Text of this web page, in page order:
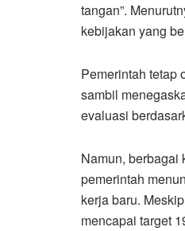
tangan”.
kebijakan yang
Pemerintah tetap
sambil
evaluasi
Namun, berbagai
pemerintah
kerja baru.
mencapai target